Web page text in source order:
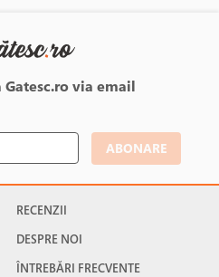
via email
ABONARE
RECENZII
DESPRE NOI
ÎNTREBĂRI FRECVENTE